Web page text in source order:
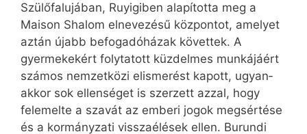
Szülőfalujában, Ruyigiben alapította meg a
Maison Shalom elnevezésű központot, amelyet
aztán újabb befogadóházak követtek. A
gyermekekért folytatott küzdelmes munkájáért
számos nemzetközi elismerést kapott, ugyan­
akkor sok ellenséget is szerzett azzal, hogy
felemelte a szavát az emberi jogok megsértése
és a kormányzati visszaélések ellen. Burundi